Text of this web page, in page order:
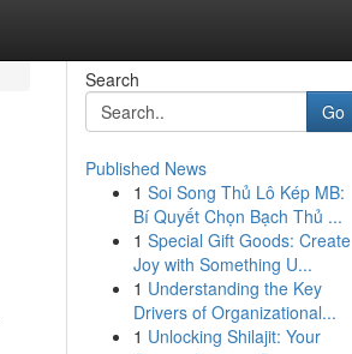
Search
Go
Published News
1 Soi Song Thủ Lô Kép MB:
Bí Quyết Chọn Bạch Thủ ...
1 Special Gift Goods: Create
Joy with Something U...
1 Understanding the Key
Drivers of Organizational...
1 Unlocking Shilajit: Your